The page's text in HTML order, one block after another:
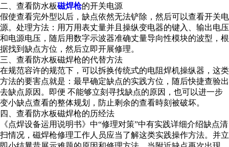
二、查看防水板磁焊枪的开关电源
假使查看完外型以后，缺点依然无法铲除，然后可以查看开关电
源。处理方法：用万用表丈量并且操纵变电器的键入、输出电压
和电源电压，随后用数字示波器准确丈量导向性模块的波型，根
据找到缺点方位，然后立即开展修理。
三、查看防水板磁焊枪的代替方法
在规范容许的规范下，可以拆换传统式的电阻焊机操纵器，这类
方法的要害点就是：最早确定缺点的实践方位，随后快捷查验出
去缺点原因。即便 不能够立刻寻找缺点的原因，也可以进一步
变小缺点查看的整体规划，防止剩余的查看時刻被破坏。
四、查看防水板磁焊枪的历经法
《点焊设备运用说明书》中“修理对策”中有实践详细介绍缺点清
扫情况，磁焊枪修理工作人员应当了解这类实践操作方法。并立